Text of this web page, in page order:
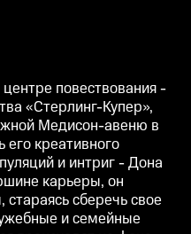
вершине карьеры, он
противостоит конкурентам,
стараясь сберечь свое
положение в компании.
Служебные и семейные
перипетии Дона и его коллег
происходят на фоне глобальных
событий в жизни
американского общества тех
лет…
повествования -
«Стерлинг-Купер»,
Медисон-авеню в
креативного
и интриг - Дона
карьеры, он
сберечь свое
и семейные